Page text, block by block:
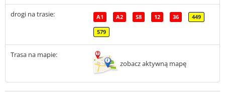
drogi na trasie: A1 A2 S8 12 36 449
579
Trasa na mapie:
zobacz aktywną mapę